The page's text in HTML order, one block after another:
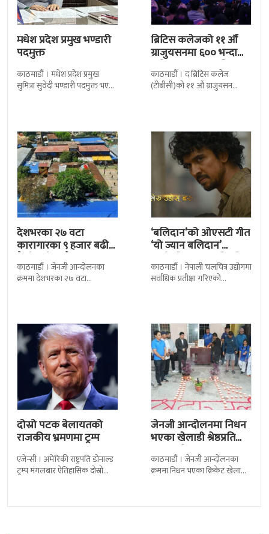
मधेश प्रदेश प्रमुख भण्डारी
पदमुक्त
काठमाडौं । मधेश प्रदेश प्रमुख
सुमित्रा सुवेदी भण्डारी पदमुक्त भएकी
ब्रिटिस कलेजको ११ औँ
ग्राजुयसनमा ६०० भन्दा
बढी ग्राजुयट सम्मानित
काठमाडौँ । द ब्रिटिस कलेज
(टीबीसी)को ११ औं ग्राजुयसन
देशभरका २७ वटा
कारागारका ९ हजार बढी
कैदीबन्दी अझै फरार
काठमाडौं । जेनजी आन्दोलनका
क्रममा देशभरका २७ वटा
‘बलिदान’को ओएसटी गीत
‘यो ज्यान बलिदान’
सार्वजनिक, मातृभूमिप्रति
पुत्रको भावनात्मक…
काठमाडौं । नेपाली चलचित्र उद्योगमा
सर्वाधिक प्रतीक्षा गरिएको
दोस्रो पटक बेलायतको
राजकीय भ्रमणमा ट्रम्प
एजेन्सी । अमेरिकी राष्ट्रपति डोनाल्ड
ट्रम्प मंगलबार ऐतिहासिक दोस्रो
बेलायत सरकारले
जेनजी आन्दोलनमा निधन
भएका खेलाडी श्रेष्ठप्रति
श्रद्धाञ्जली
काठमाडौं । जेनजी आन्दोलनका
क्रममा निधन भएका क्रिकेट खेलाडी
त्रिपुरेश्वरस्थीत राष्ट्रिय खेलकुद